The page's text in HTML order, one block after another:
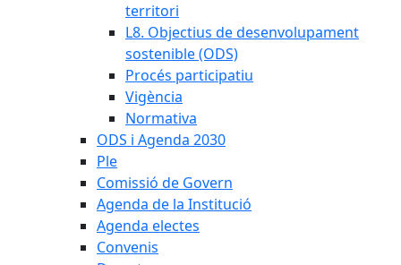
territori
L8. Objectius de desenvolupament
sostenible (ODS)
Procés participatiu
Vigència
Normativa
ODS i Agenda 2030
Ple
Comissió de Govern
Agenda de la Institució
Agenda electes
Convenis